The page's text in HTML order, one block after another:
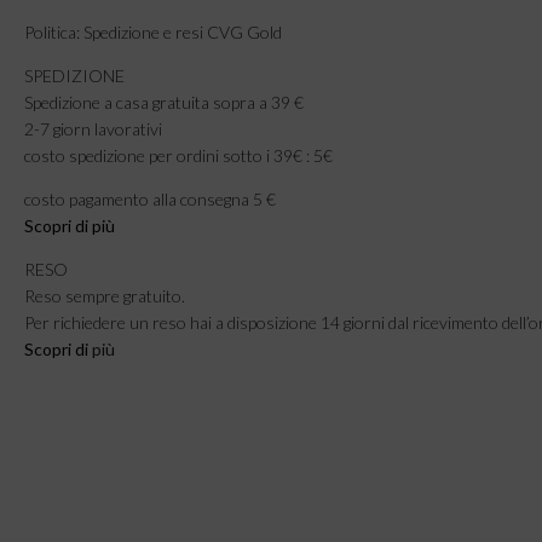
Politica: Spedizione e resi CVG Gold
SPEDIZIONE
Spedizione a casa gratuita sopra a 39 €
2-7 giorn lavorativi
costo spedizione per ordini sotto i 39€ : 5€
costo pagamento alla consegna 5 €
Scopri di più
RESO
Reso sempre gratuito.
Per richiedere un reso hai a disposizione 14 giorni dal ricevimento
Scopri di più